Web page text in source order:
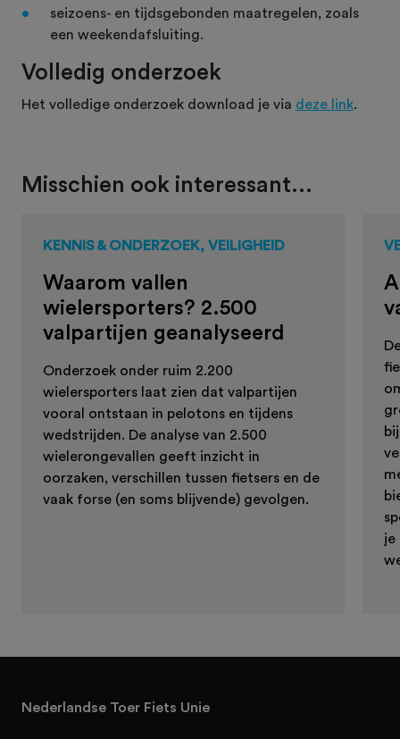
seizoens- en tijdsgebonden maatregelen, zoals
een weekendafsluiting.
Volledig onderzoek
Het volledige onderzoek download je via deze link.
Misschien ook interessant...
KENNIS & ONDERZOEK, VEILIGHEID
Waarom vallen
wielersporters? 2.500
valpartijen geanalyseerd
Onderzoek onder ruim 2.200
wielersporters laat zien dat valpartijen
vooral ontstaan in pelotons en tijdens
wedstrijden. De analyse van 2.500
wielerongevallen geeft inzicht in
oorzaken, verschillen tussen fietsers en de
vaak forse (en soms blijvende) gevolgen.
je
Nederlandse Toer Fiets Unie